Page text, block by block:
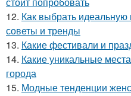
12. Как выбрать
советы и тренды
13. Какие фестивали и
14. Какие уникальные
города
15. Модные тенденции